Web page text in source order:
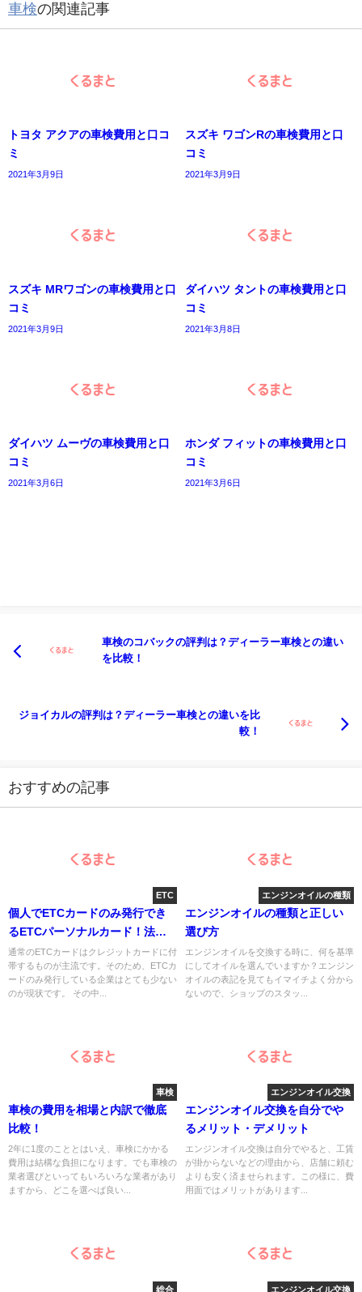
車検の関連記事
トヨタ アクアの車検費用と口コ
ミ
2021年3月9日
スズキ ワゴンRの車検費用と口
コミ
2021年3月9日
スズキ MRワゴンの車検費用と口
コミ
2021年3月9日
ダイハツ タントの車検費用と口
コミ
2021年3月8日
ダイハツ ムーヴの車検費用と口
コミ
2021年3月6日
ホンダ フィットの車検費用と口
コミ
2021年3月6日
車検のコバックの評判は？ディーラー車検との違い
を比較！
ジョイカルの評判は？ディーラー車検との違いを比
較！
おすすめの記事
ETC
個人でETCカードのみ発行でき
るETCパーソナルカード！法人
は２種類から
通常のETCカードはクレジットカードに付
帯するものが主流です。そのため、ETCカ
ードのみ発行している企業はとても少ない
のが現状です。 その中...
エンジンオイルの種類
エンジンオイルの種類と正しい
選び方
エンジンオイルを交換する時に、何を基準
にしてオイルを選んでいますか？エンジン
オイルの表記を見てもイマイチよく分から
ないので、ショップのスタッ...
車検
車検の費用を相場と内訳で徹底
比較！
2年に1度のこととはいえ、車検にかかる
費用は結構な負担になります。でも車検の
業者選びといってもいろいろな業者があり
ますから、どこを選べば良い...
エンジンオイル交換
エンジンオイル交換を自分でや
るメリット・デメリット
エンジンオイル交換は自分でやると、工賃
が掛からないなどの理由から、店舗に頼む
よりも安く済ませられます。この様に、費
用面ではメリットがあります...
総合 エンジンオイル交換